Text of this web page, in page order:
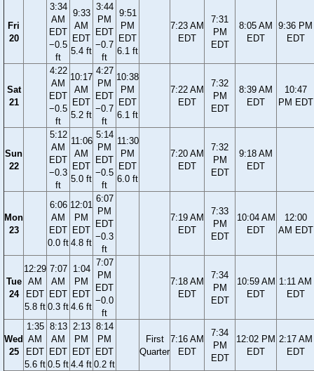
Fri
20
3:34
AM
EDT
−0.5
ft
9:33
AM
EDT
5.4 ft
3:44
PM
EDT
−0.7
ft
9:51
PM
EDT
6.1 ft
7:23 AM
EDT
7:31
PM
EDT
8:05 AM
EDT
9:36 PM
EDT
Sat
21
4:22
AM
EDT
−0.5
ft
10:17
AM
EDT
5.2 ft
4:27
PM
EDT
−0.7
ft
10:38
PM
EDT
6.1 ft
7:22 AM
EDT
7:32
PM
EDT
8:39 AM
EDT
10:47
PM EDT
Sun
22
5:12
AM
EDT
−0.3
ft
11:06
AM
EDT
5.0 ft
5:14
PM
EDT
−0.5
ft
11:30
PM
EDT
6.0 ft
7:20 AM
EDT
7:32
PM
EDT
9:18 AM
EDT
Mon
23
6:06
AM
EDT
0.0 ft
12:01
PM
EDT
4.8 ft
6:07
PM
EDT
−0.3
ft
7:19 AM
EDT
7:33
PM
EDT
10:04 AM
EDT
12:00
AM EDT
Tue
24
12:29
AM
EDT
5.8 ft
7:07
AM
EDT
0.3 ft
1:04
PM
EDT
4.6 ft
7:07
PM
EDT
−0.0
ft
7:18 AM
EDT
7:34
PM
EDT
10:59 AM
EDT
1:11 AM
EDT
Wed
25
1:35
AM
EDT
5.6 ft
8:13
AM
EDT
0.5 ft
2:13
PM
EDT
4.4 ft
8:14
PM
EDT
0.2 ft
First
Quarter
7:16 AM
EDT
7:34
PM
EDT
12:02 PM
EDT
2:17 AM
EDT